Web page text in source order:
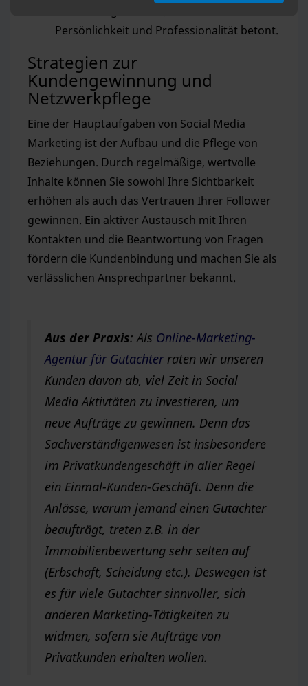
Persönlichkeit und Professionalität betont.
Strategien zur
Kundengewinnung und
Netzwerkpflege
Eine der Hauptaufgaben von Social Media
Marketing ist der Aufbau und die Pflege von
Beziehungen. Durch regelmäßige, wertvolle
Inhalte können Sie sowohl Ihre Sichtbarkeit
erhöhen als auch das Vertrauen Ihrer Follower
gewinnen. Ein aktiver Austausch mit Ihren
Kontakten und die Beantwortung von Fragen
fördern die Kundenbindung und machen Sie als
verlässlichen Ansprechpartner bekannt.
Aus der Praxis: Als Online-Marketing-
Agentur für Gutachterraten wir unseren
Kunden davon ab, viel Zeit in Social
Media Aktivtäten zu investieren, um
neue Aufträge zu gewinnen. Denn das
Sachverständigenwesen ist insbesondere
im Privatkundengeschäft in aller Regel
ein Einmal-Kunden-Geschäft. Denn die
Anlässe, warum jemand einen Gutachter
beaufträgt, treten z.B. in der
Immobilienbewertung sehr selten auf
(Erbschaft, Scheidung etc.). Deswegen ist
es für viele Gutachter sinnvoller, sich
anderen Marketing-Tätigkeiten zu
widmen, sofern sie Aufträge von
Privatkunden erhalten wollen.